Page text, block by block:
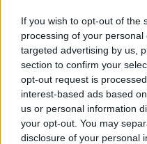
If you wish to opt-out of the
processing of your
targeted advertising by us,
section to confirm your
opt-out request is
interest-based ads based
us or personal information
your opt-out. You may
disclosure of your personal
πλαίσιο του
η υπουργός Παιδείας
Πελετίδη καλώντας τον
πρόγραμμα Μαριέττα